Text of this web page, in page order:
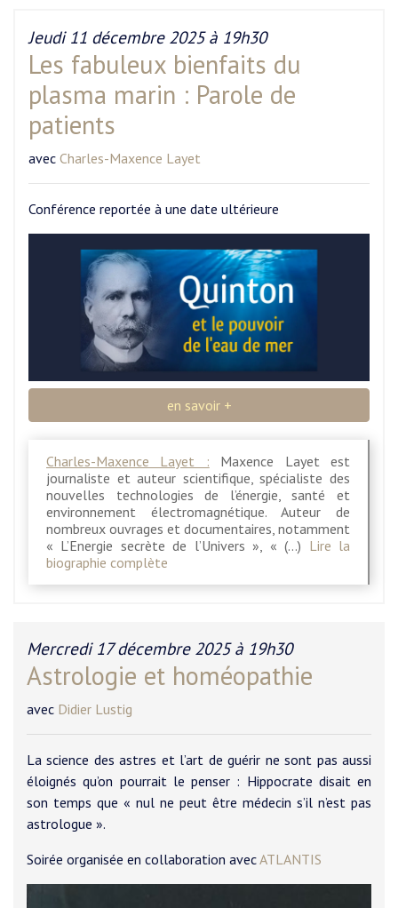
Jeudi 11 décembre 2025 à 19h30
Les fabuleux bienfaits du
plasma marin : Parole de
patients
avec Charles-Maxence Layet
Conférence reportée à une date ultérieure
en savoir +
Charles-Maxence Layet : Maxence Layet est
journaliste et auteur scientifique, spécialiste des
nouvelles technologies de l’énergie, santé et
environnement électromagnétique. Auteur de
nombreux ouvrages et documentaires, notamment
« L’Energie secrète de l’Univers », « (…) Lire la
biographie complète
Mercredi 17 décembre 2025 à 19h30
Astrologie et homéopathie
avec Didier Lustig
La science des astres et l’art de guérir ne sont pas aussi
éloignés qu’on pourrait le penser : Hippocrate disait en
son temps que « nul ne peut être médecin s’il n’est pas
astrologue ».
Soirée organisée en collaboration avecATLANTIS